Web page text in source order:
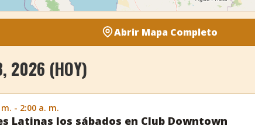
Abrir Mapa Completo
2026 (HOY)
- 2:00 a. m.
Latinas los sábados en Club Downtown